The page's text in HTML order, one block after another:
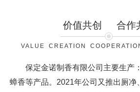
价值共创 合作
VALUE CREATION
保定金诺制香有限公司主要生产
蟑香等产品。2021年公司又推出厕净